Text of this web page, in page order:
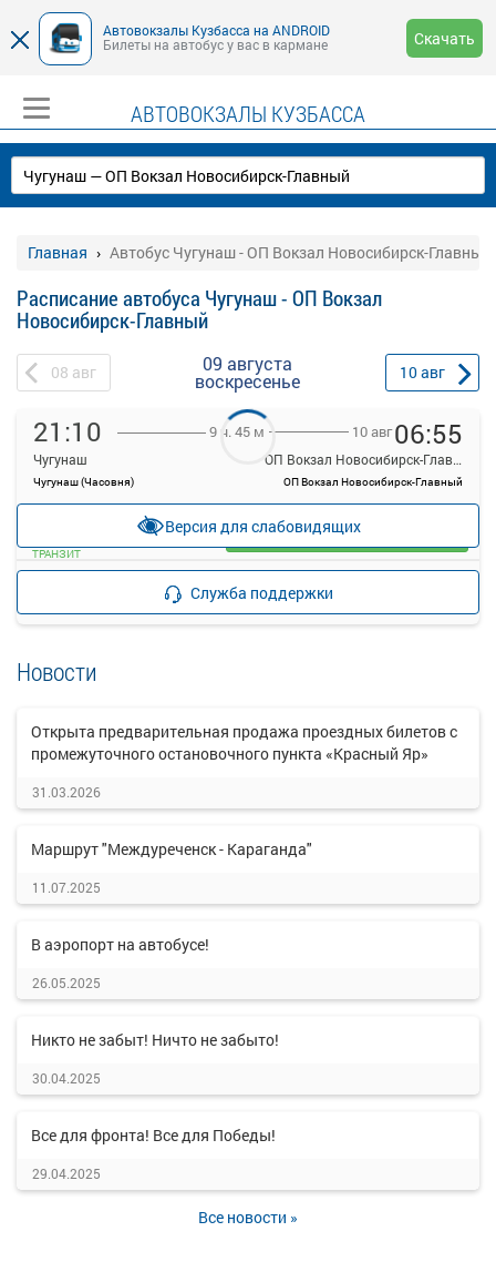
Автовокзалы Кузбасса на ANDROID
Билеты на автобус у вас в кармане
Скачать
АВТОВОКЗАЛЫ КУЗБАССА
Главная Автобус Чугунаш - ОП Вокзал Новосибирск-Главный
Расписание автобуса Чугунаш - ОП Вокзал
Новосибирск-Главный
08 авг 09 августа
воскресенье 10авг
21:10
Чугунаш
Чугунаш (Часовня)
9 ч. 45 м 10 авг06:55
ОП Вокзал Новосибирск-Главный
ОП Вокзал Новосибирск-Главный
—
ТРАНЗИТ
Загрузить цену
Версия для слабовидящих
Служба поддержки
Новости
Открыта предварительная продажа проездных билетов с
промежуточного остановочного пункта «Красный Яр»
31.03.2026
Маршрут "Междуреченск - Караганда"
11.07.2025
В аэропорт на автобусе!
26.05.2025
Никто не забыт! Ничто не забыто!
30.04.2025
Все для фронта! Все для Победы!
29.04.2025
Все новости »